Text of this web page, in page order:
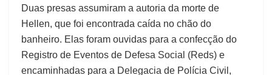
Duas presas assumiram a autoria da morte de
Hellen, que foi encontrada caída no chão do
banheiro. Elas foram ouvidas para a confecção do
Registro de Eventos de Defesa Social (Reds) e
encaminhadas para a Delegacia de Polícia Civil,